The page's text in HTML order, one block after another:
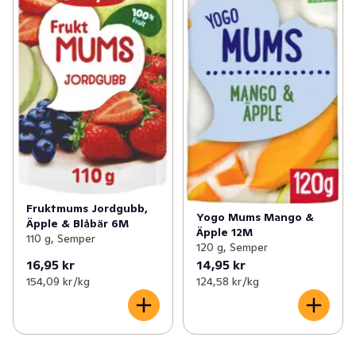
Fruktmums Jordgubb,
Äpple & Blåbär 6M
110 g, Semper
16,95 kr
154,09 kr /kg
Yogo Mums Mango &
Äpple 12M
120 g, Semper
14,95 kr
124,58 kr /kg